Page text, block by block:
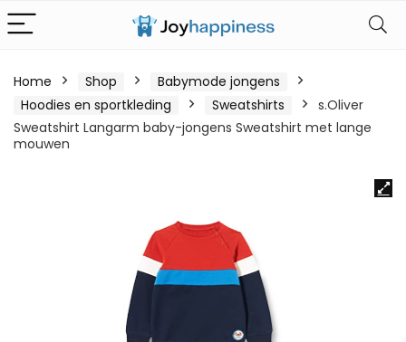
Home Shop
Babymode jongens
Hoodies en sportkleding
Sweatshirts
s.Oliver
Sweatshirt Langarm baby-jongens Sweatshirt met lange
mouwen